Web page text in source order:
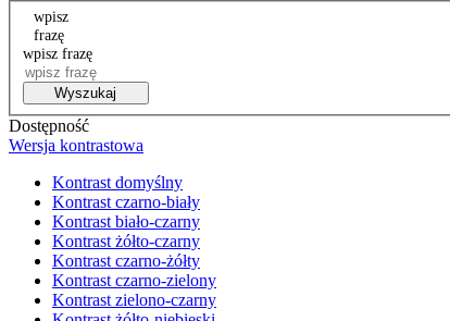
wpisz
frazę
wpisz frazę
Wyszukaj
Dostępność
Wersja kontrastowa
Kontrast domyślny
Kontrast czarno-biały
Kontrast biało-czarny
Kontrast żółto-czarny
Kontrast czarno-żółty
Kontrast czarno-zielony
Kontrast zielono-czarny